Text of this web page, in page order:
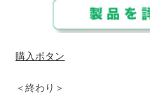
購入ボタン
＜終わり＞